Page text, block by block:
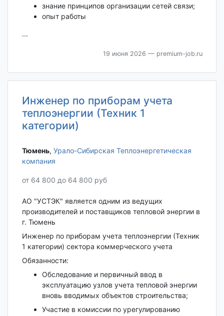
знание принципов организации сетей связи;
опыт работы
...
19 июня 2026 — premium-job.ru
Инженер по приборам учета
теплоэнергии (Техник 1
категории)
Тюмень‎, Урало-Сибирская Теплоэнергетическая
компания
от 64 800 до 64 800 руб
АО "УСТЭК" является одним из ведущих
производителей и поставщиков тепловой энергии в
г. Тюмень
Инженер по приборам учета теплоэнергии (Техник
1 категории) сектора коммерческого учета
Обязанности:
Обследование и первичный ввод в
эксплуатацию узлов учета тепловой энергии
вновь вводимых объектов строительства;
Участие в комиссии по урегулированию